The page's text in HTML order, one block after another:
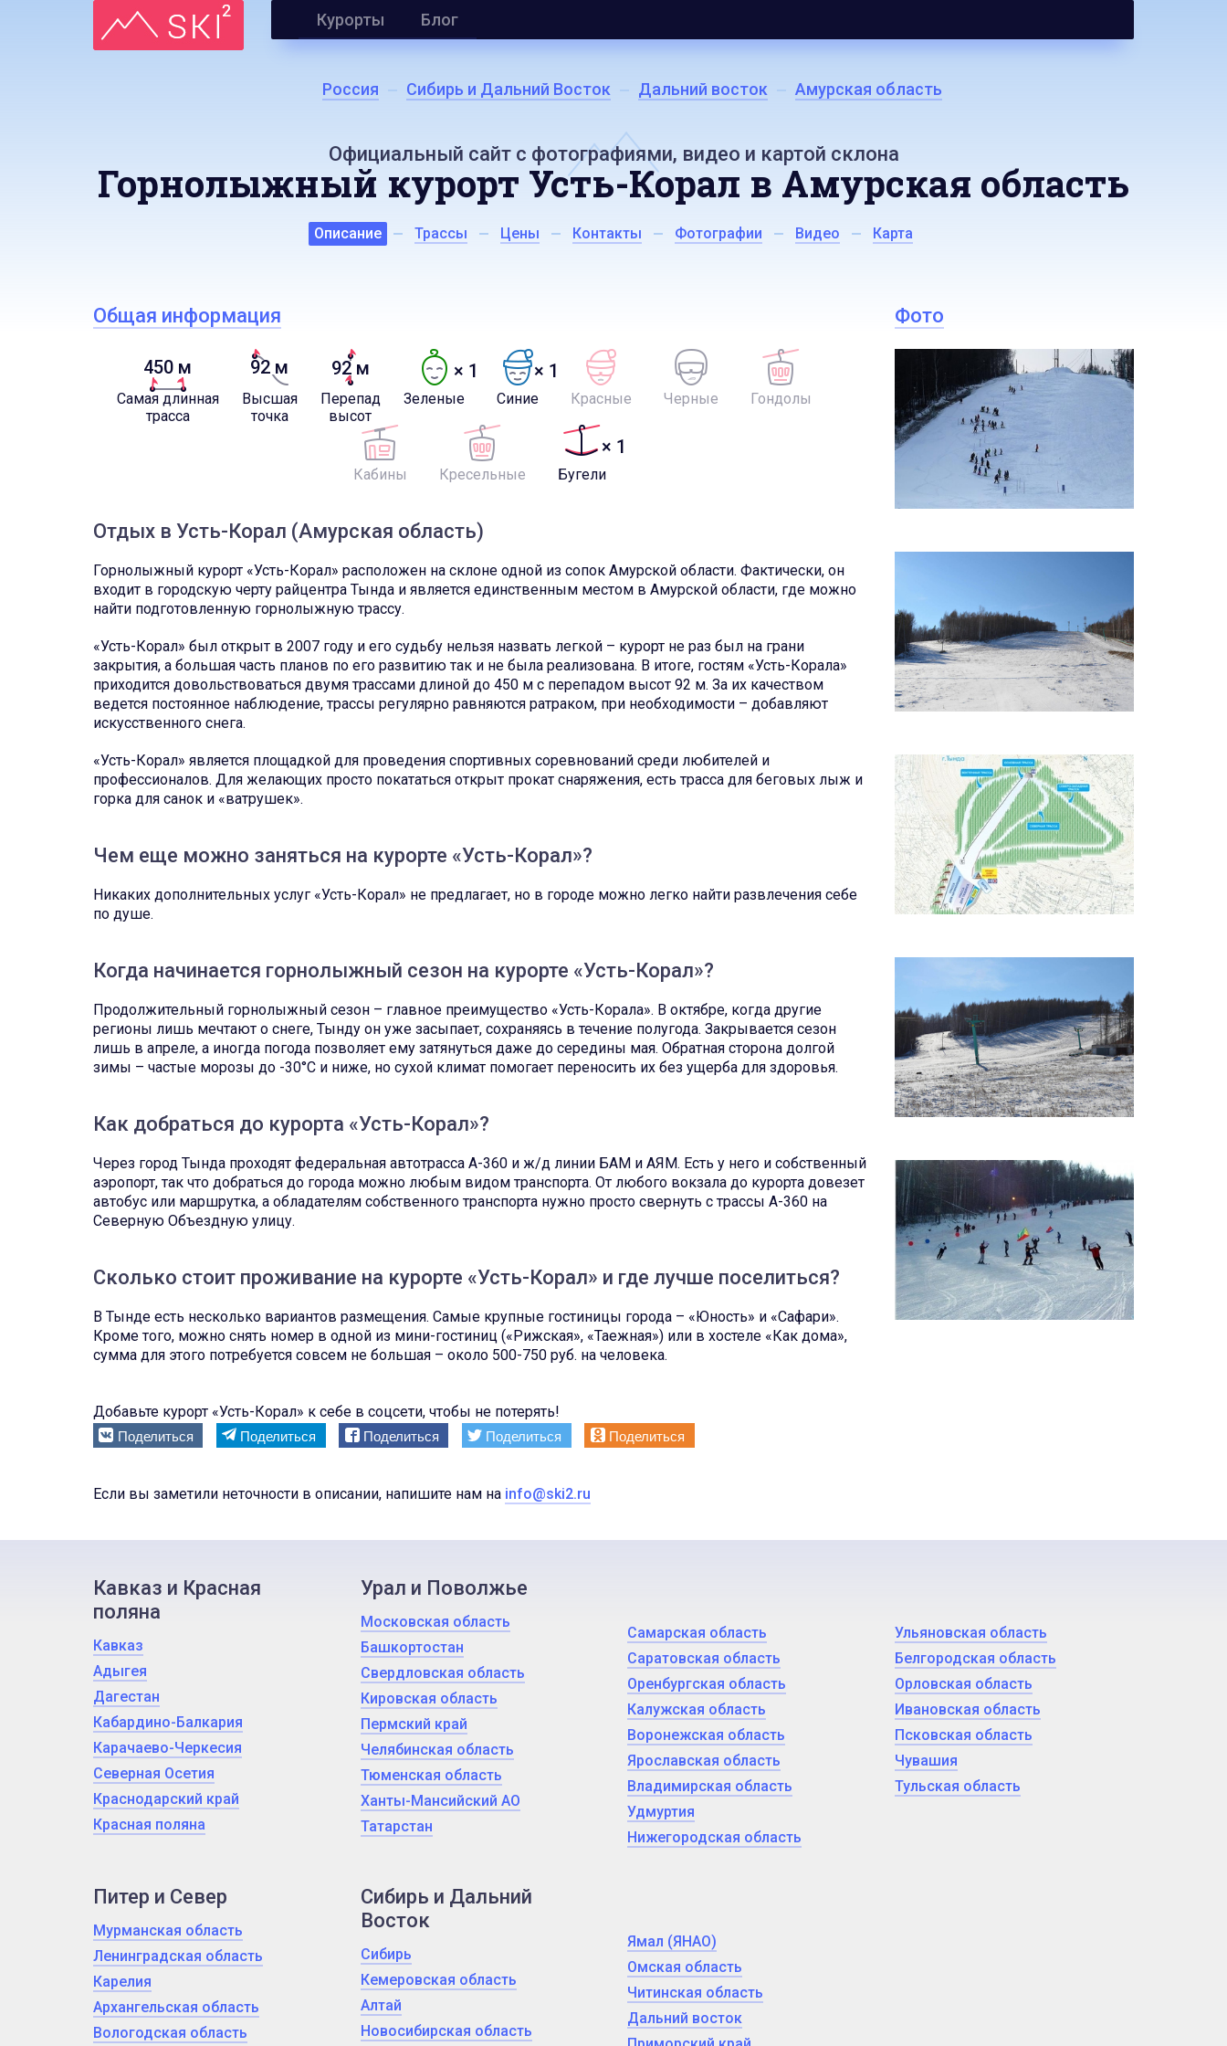
Курорты Блог
Россия Сибирь и Дальний Восток Дальний восток Амурская область
Официальный сайт с фотографиями, видео и картой склона
Горнолыжный курорт Усть-Корал в Амурская область
Описание Трассы Цены Контакты Фотографии Видео Карта
Общая информация
450 м
Самая длинная
трасса
92 м
Высшая
точка
92 м
Перепад
высот
× 1
Зеленые
× 1
Синие Красные Черные Гондолы
Кабины Кресельные
× 1
Бугели
Отдых в Усть-Корал (Амурская область)
Горнолыжный курорт «Усть-Корал» расположен на склоне одной из сопок Амурской области. Фактически, он
входит в городскую черту райцентра Тында и является единственным местом в Амурской области, где можно
найти подготовленную горнолыжную трассу.
«Усть-Корал» был открыт в 2007 году и его судьбу нельзя назвать легкой – курорт не раз был на грани
закрытия, а большая часть планов по его развитию так и не была реализована. В итоге, гостям «Усть-Корала»
приходится довольствоваться двумя трассами длиной до 450 м с перепадом высот 92 м. За их качеством
ведется постоянное наблюдение, трассы регулярно равняются ратраком, при необходимости – добавляют
искусственного снега.
«Усть-Корал» является площадкой для проведения спортивных соревнований среди любителей и
профессионалов. Для желающих просто покататься открыт прокат снаряжения, есть трасса для беговых лыж и
горка для санок и «ватрушек».
Чем еще можно заняться на курорте «Усть-Корал»?
Никаких дополнительных услуг «Усть-Корал» не предлагает, но в городе можно легко найти развлечения себе
по душе.
Когда начинается горнолыжный сезон на курорте «Усть-Корал»?
Продолжительный горнолыжный сезон – главное преимущество «Усть-Корала». В октябре, когда другие
регионы лишь мечтают о снеге, Тынду он уже засыпает, сохраняясь в течение полугода. Закрывается сезон
лишь в апреле, а иногда погода позволяет ему затянуться даже до середины мая. Обратная сторона долгой
зимы – частые морозы до -30°C и ниже, но сухой климат помогает переносить их без ущерба для здоровья.
Как добраться до курорта «Усть-Корал»?
Через город Тында проходят федеральная автотрасса А-360 и ж/д линии БАМ и АЯМ. Есть у него и собственный
аэропорт, так что добраться до города можно любым видом транспорта. От любого вокзала до курорта довезет
автобус или маршрутка, а обладателям собственного транспорта нужно просто свернуть с трассы А-360 на
Северную Объездную улицу.
Сколько стоит проживание на курорте «Усть-Корал» и где лучше поселиться?
В Тынде есть несколько вариантов размещения. Самые крупные гостиницы города – «Юность» и «Сафари».
Кроме того, можно снять номер в одной из мини-гостиниц («Рижская», «Таежная») или в хостеле «Как дома»,
сумма для этого потребуется совсем не большая – около 500-750 руб. на человека.
Добавьте курорт «Усть-Корал» к себе в соцсети, чтобы не потерять!
Поделиться Поделиться Поделиться Поделиться Поделиться
Если вы заметили неточности в описании, напишите нам на info@ski2.ru
Фото
Кавказ и Красная
поляна
Кавказ
Адыгея
Дагестан
Кабардино-Балкария
Карачаево-Черкесия
Северная Осетия
Краснодарский край
Красная поляна
Урал и Поволжье
Московская область
Башкортостан
Свердловская область
Кировская область
Пермский край
Челябинская область
Тюменская область
Ханты-Мансийский АО
Татарстан
Самарская область
Саратовская область
Оренбургская область
Калужская область
Воронежская область
Ярославская область
Владимирская область
Удмуртия
Нижегородская область
Ульяновская область
Белгородская область
Орловская область
Ивановская область
Псковская область
Чувашия
Тульская область
Питер и Север
Мурманская область
Ленинградская область
Карелия
Архангельская область
Вологодская область
Сибирь и Дальний
Восток
Сибирь
Кемеровская область
Алтай
Новосибирская область
Ямал (ЯНАО)
Омская область
Читинская область
Дальний восток